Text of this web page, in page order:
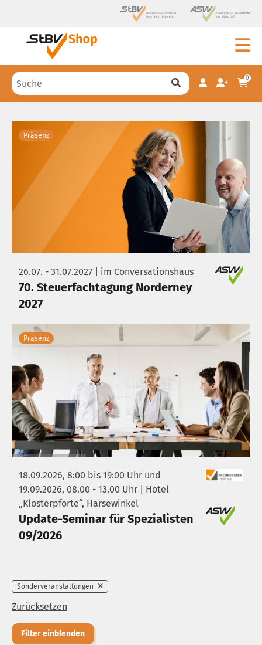
0
Präsenz
26.07. - 31.07.2027 | im Conversationshaus
70. Steuerfachtagung Norderney
2027
Präsenz
18.09.2026, 8:00 bis 19:00 Uhr und
19.09.2026, 08.00 - 13.00 Uhr | Hotel
„Klosterpforte“, Harsewinkel
Update-Seminar für Spezialisten
09/2026
Sonderveranstaltungen
Zurücksetzen
Filter einblenden